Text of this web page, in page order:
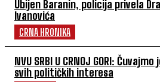
Ubijen Baranin, policija privela
Ivanovića
CRNA HRONIKA
NVU SRBI U CRNOJ GORI:
svih političkih interesa